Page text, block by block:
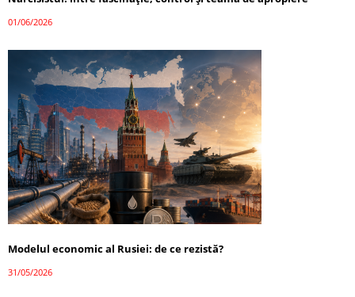
01/06/2026
Modelul economic al Rusiei: de ce rezistă?
31/05/2026